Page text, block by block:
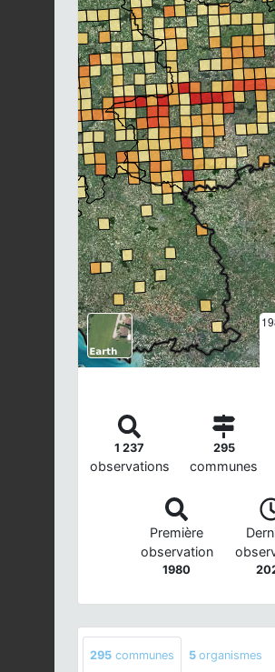
1 237
observations
295
communes
Première
observation
1980
295 communes 5 organismes